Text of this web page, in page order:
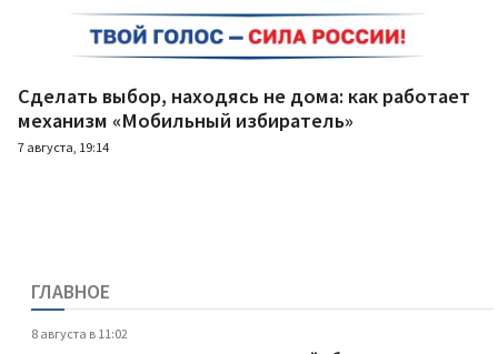
Сделать выбор, находясь не дома: как работает
механизм «Мобильный избиратель»
7 августа, 19:14
ГЛАВНОЕ
8 августа в 11:02